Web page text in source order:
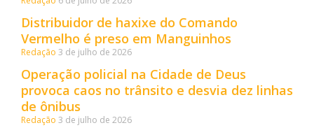
Distribuidor de haxixe do Comando
Vermelho é preso em Manguinhos
Redação 3 de julho de 2026
Operação policial na Cidade de Deus
provoca caos no trânsito e desvia dez linhas
de ônibus
Redação 3 de julho de 2026